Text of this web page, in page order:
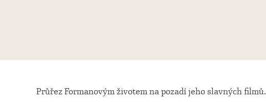
Průřez Formanovým životem na pozadí jeho slavných filmů.